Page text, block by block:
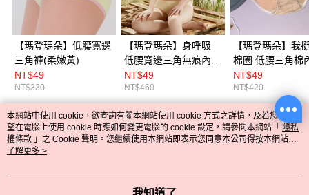
【瑪登瑪朵】低腰寬邊
三角褲(柔嫩黃)
NT$49
NT$330
【瑪登瑪朵】身呼吸
低腰寬邊三角無痕內褲
(黎明膚)
NT$49
NT$460
【瑪登瑪朵】我
棉圈 低腰三角棉內褲
(時尚膚)
NT$49
NT$420
熱門標籤
本網站中使用 cookie，欲查詢有關本網站使用 cookie 方式之詳情，及若您不希
望在電腦上使用 cookie 時應如何變更電腦的 cookie 設定，請參閱本網站「 隱私
權條款 」之 Cookie 聲明。您繼續使用本網站即表示您同意本公司得按本網站使
用條款之 Cookie 聲明使用 cookie。
了解更多 >